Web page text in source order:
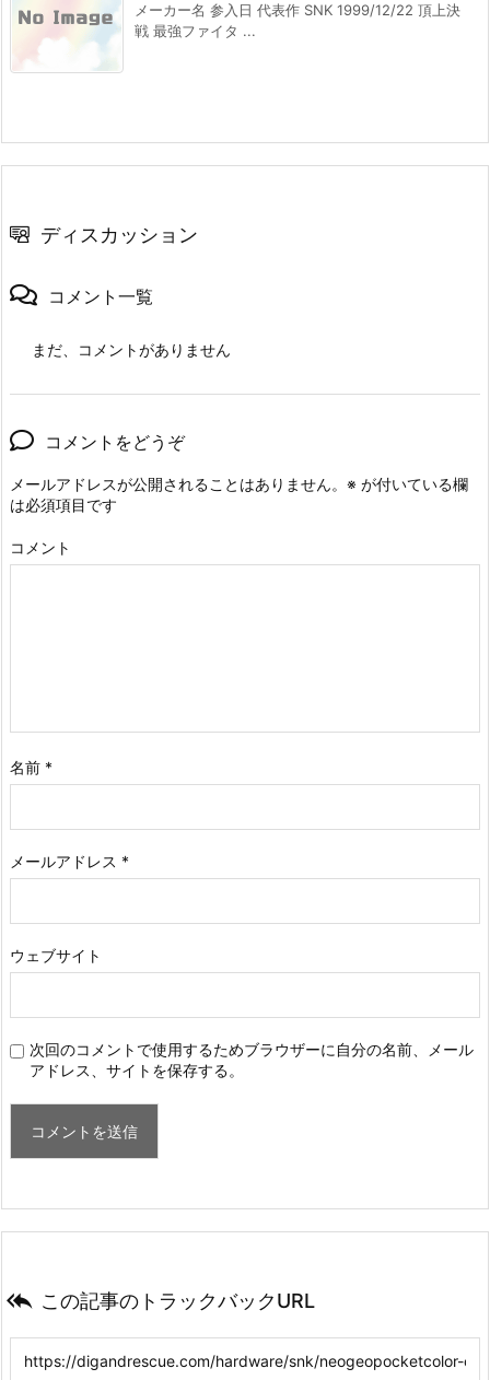
メーカー名 参入日 代表作 SNK 1999/12/22 頂上決
戦 最強ファイタ ...
ディスカッション
コメント一覧
まだ、コメントがありません
コメントをどうぞ
メールアドレスが公開されることはありません。 ※ が付いている欄
は必須項目です
コメント
名前 *
メールアドレス *
ウェブサイト
次回のコメントで使用するためブラウザーに自分の名前、メール
アドレス、サイトを保存する。
 この記事のトラックバックURL